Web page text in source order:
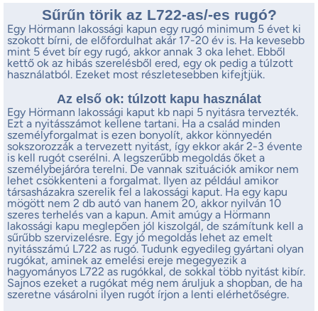
Sűrűn törik az L722-as/-es rugó?
Egy Hörmann lakossági kapun egy rugó minimum 5 évet ki
szokott bírni, de előfordulhat akár 17-20 év is. Ha kevesebb
mint 5 évet bír egy rugó, akkor annak 3 oka lehet. Ebből
kettő ok az hibás szerelésből ered, egy ok pedig a túlzott
használatból. Ezeket most részletesebben kifejtjük.
Az első ok: túlzott kapu használat
Egy Hörmann lakossági kaput kb napi 5 nyitásra tervezték.
Ezt a nyitásszámot kellene tartani. Ha a család minden
személyforgalmat is ezen bonyolít, akkor könnyedén
sokszorozzák a tervezett nyitást, így ekkor akár 2-3 évente
is kell rugót cserélni. A legszerűbb megoldás őket a
személybejáróra terelni. De vannak szituációk amikor nem
lehet csökkenteni a forgalmat. Ilyen az például amikor
társasházakra szerelik fel a lakossági kaput. Ha egy kapu
mögött nem 2 db autó van hanem 20, akkor nyilván 10
szeres terhelés van a kapun. Amit amúgy a Hörmann
lakossági kapu meglepően jól kiszolgál, de számítunk kell a
sűrűbb szervizelésre. Egy jó megoldás lehet az emelt
nyitásszámú L722 as rugó. Tudunk egyedileg gyártani olyan
rugókat, aminek az emelési ereje megegyezik a
hagyományos L722 as rugókkal, de sokkal több nyitást kibír.
Sajnos ezeket a rugókat még nem áruljuk a shopban, de ha
szeretne vásárolni ilyen rugót írjon a lenti elérhetőségre.